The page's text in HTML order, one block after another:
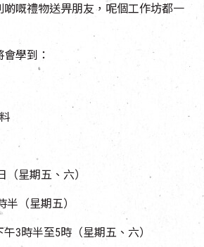
嘅禮物送畀朋友，呢個工作坊都一
學到：
（星期五、六）
半（星期五）
3時半至5時（星期五、六）